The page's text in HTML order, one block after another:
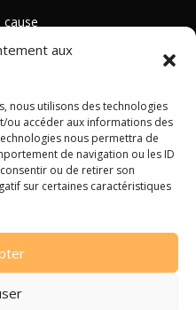
aux
nous utilisons des technologies
ou accéder aux informations des
nous permettra de
de navigation ou les ID
ou de retirer son
sur certaines caractéristiques